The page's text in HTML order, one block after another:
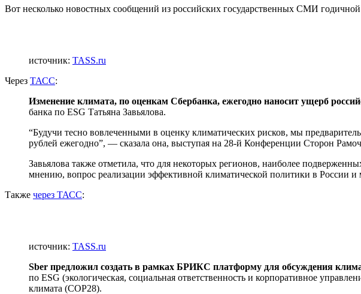
Вот несколько новостных сообщений из российских государственных СМИ годичной
источник: TASS.ru
Через ТАСС:
Изменение климата, по оценкам Сбербанка, ежегодно наносит ущерб
банка по ESG Татьяна Завьялова.
“Будучи тесно вовлеченными в оценку климатических рисков, мы
рублей ежегодно”, — сказала она, выступая на 28-й Конференции Сторон
Завьялова также отметила, что для некоторых регионов, наиболее
мнению, вопрос реализации эффективной климатической политики в России и
Также через ТАСС:
источник: TASS.ru
Sber предложил создать в рамках БРИКС платформу для обсуждения
по ESG (экологическая, социальная ответственность и корпоративное
климата (COP28).